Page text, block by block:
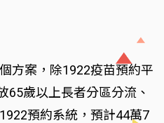
方案，除1922疫苗預約平
65歲以上長者分區分流、
預約系統，預計44萬7